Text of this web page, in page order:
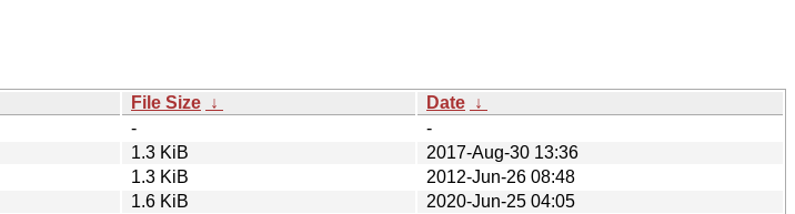
File Size ↓ Date ↓
-
-
1.3 KiB
2017-Aug-30 13:36
1.3 KiB
2012-Jun-26 08:48
1.6 KiB
2020-Jun-25 04:05